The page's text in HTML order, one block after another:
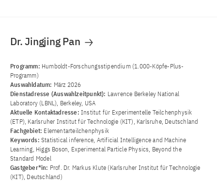
Dr. Jingjing Pan
Programm: Humboldt-Forschungsstipendium (1.000-Köpfe-Plus-
Programm)
Auswahldatum: März 2026
Dienstadresse (Auswahlzeitpunkt): Lawrence Berkeley National
Laboratory (LBNL), Berkeley, USA
Aktuelle Kontaktadresse: Institut für Experimentelle Teilchenphysik
(ETP), Karlsruher Institut für Technologie (KIT), Karlsruhe, Deutschland
Fachgebiet: Elementarteilchenphysik
Keywords: Statistical inference, Artificial Intelligence and Machine
Learning, Higgs Boson, Experimental Particle Physics, Beyond the
Standard Model
Gastgeber*in: Prof. Dr. Markus Klute (Karlsruher Institut für Technologie
(KIT), Deutschland)